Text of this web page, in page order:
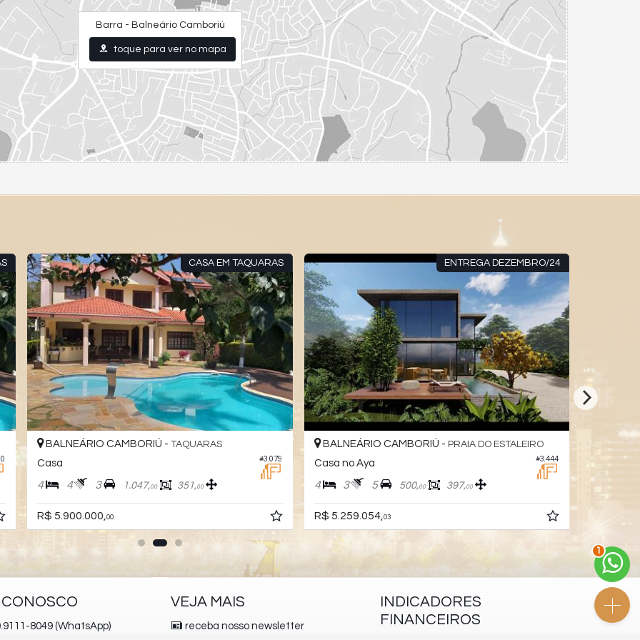
Barra - Balneário Camboriú
toque para ver no mapa
CASA EM TAQUARAS
#3.079
BALNEÁRIO CAMBORIÚ -TAQUARAS
Casa
4 4 3 1.047,00 351,00
R$ 5.900.000,00
ENTREGA DEZEMBRO/24
#3.444
BALNEÁRIO CAMBORIÚ - PRAIA DO ESTALEIRO
Casa no Aya
4 3 5 500,00 397,00
R$ 5.259.054, 03
Casa
3
CONOSCO
8049 (WhatsApp)
VEJA MAIS
receba nosso newsletter
INDICADORES
FINANCEIROS
2